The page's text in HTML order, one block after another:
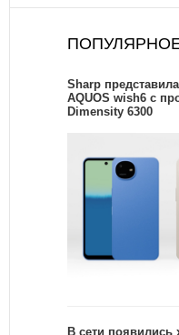
Sharp
AQUOS wish6 с
Dimensity 6300
В сети появились